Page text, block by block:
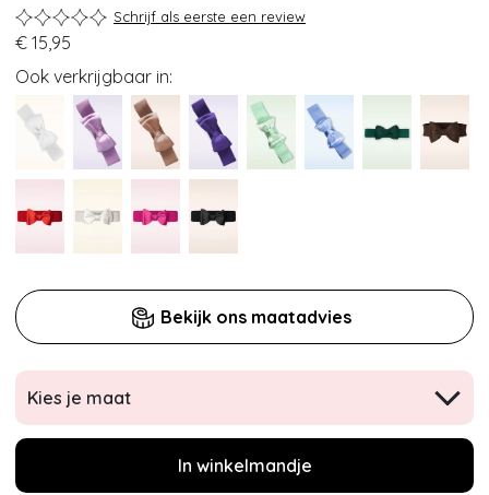
Schrijf als eerste een review
€ 15,95
Ook verkrijgbaar in:
Bekijk ons maatadvies
Kies je maat
In winkelmandje